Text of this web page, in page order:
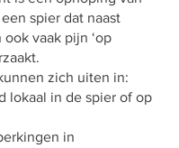
spier dat naast
vaak pijn ‘op
zich uiten in:
lokaal in de spier of op
in